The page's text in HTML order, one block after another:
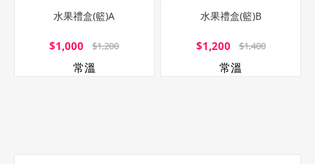
水果禮盒(籃)A
$1,000 $1,200
常溫
水果禮盒(籃)B
$1,200 $1,400
常溫